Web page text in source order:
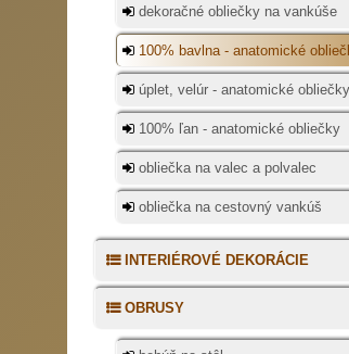
dekoračné obliečky na vankúše
100% bavlna - anatomické
úplet, velúr - anatomické obliečky
100% ľan - anatomické obliečky
obliečka na valec a polvalec
obliečka na cestovný vankúš
INTERIÉROVÉ DEKORÁCIE
OBRUSY